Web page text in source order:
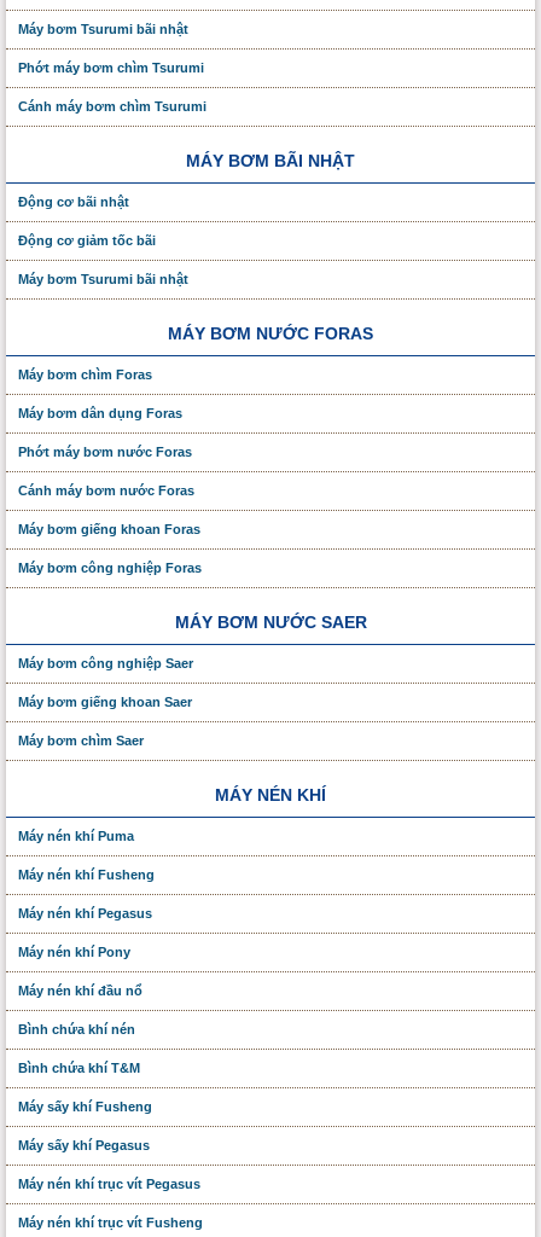
Máy bơm Tsurumi bãi nhật
Phớt máy bơm chìm Tsurumi
Cánh máy bơm chìm Tsurumi
MÁY BƠM BÃI NHẬT
Động cơ bãi nhật
Động cơ giảm tốc bãi
Máy bơm Tsurumi bãi nhật
MÁY BƠM NƯỚC FORAS
Máy bơm chìm Foras
Máy bơm dân dụng Foras
Phớt máy bơm nước Foras
Cánh máy bơm nước Foras
Máy bơm giếng khoan Foras
Máy bơm công nghiệp Foras
MÁY BƠM NƯỚC SAER
Máy bơm công nghiệp Saer
Máy bơm giếng khoan Saer
Máy bơm chìm Saer
MÁY NÉN KHÍ
Máy nén khí Puma
Máy nén khí Fusheng
Máy nén khí Pegasus
Máy nén khí Pony
Máy nén khí đầu nổ
Bình chứa khí nén
Bình chứa khí T&M
Máy sấy khí Fusheng
Máy sấy khí Pegasus
Máy nén khí trục vít Pegasus
Máy nén khí trục vít Fusheng